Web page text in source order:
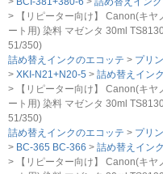
【リピーター向け】 Canon(キ
ート用) 染料 マゼンタ 30ml
51/350)
詰め替えインクのエコッテ
プリ
XKI-N21+N20-5
詰め替えインク
【リピーター向け】 Canon(キ
ート用) 染料 マゼンタ 30ml
51/350)
詰め替えインクのエコッテ
プリ
BC-365 BC-366
詰め替えインク
【リピーター向け】 Canon(キ